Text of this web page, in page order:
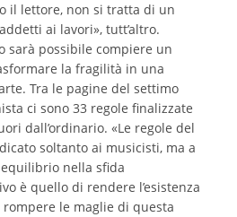
il lettore, non si tratta di un
ai lavori», tutt’altro.
sarà possibile compiere un
la fragilità in una
Tra le pagine del settimo
ci sono 33 regole finalizzate
dall’ordinario. «Le regole del
soltanto ai musicisti, ma a
nella sfida
è quello di rendere l’esistenza
le maglie di questa